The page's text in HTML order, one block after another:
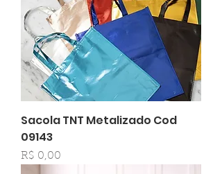
Sacola TNT Metalizado Cod
09143
Preço
R$ 0,00